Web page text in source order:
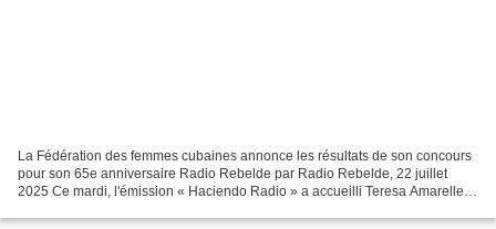
La Fédération des femmes cubaines annonce les résultats de son concours
pour son 65e anniversaire Radio Rebelde par Radio Rebelde, 22 juillet
2025 Ce mardi, l'émission « Haciendo Radio » a accueilli Teresa Amarelles